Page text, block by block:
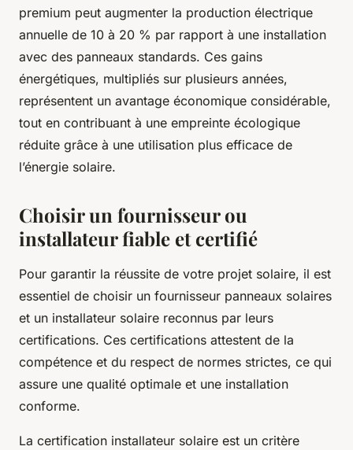
premium peut augmenter la production électrique
annuelle de 10 à 20 % par rapport à une installation
avec des panneaux standards. Ces gains
énergétiques, multipliés sur plusieurs années,
représentent un avantage économique considérable,
tout en contribuant à une empreinte écologique
réduite grâce à une utilisation plus efficace de
l’énergie solaire.
Choisir un fournisseur ou
installateur fiable et certifié
Pour garantir la réussite de votre projet solaire, il est
essentiel de choisir un fournisseur panneaux solaires
et un installateur solaire reconnus par leurs
certifications. Ces certifications attestent de la
compétence et du respect de normes strictes, ce qui
assure une qualité optimale et une installation
conforme.
La certification installateur solaire est un critère